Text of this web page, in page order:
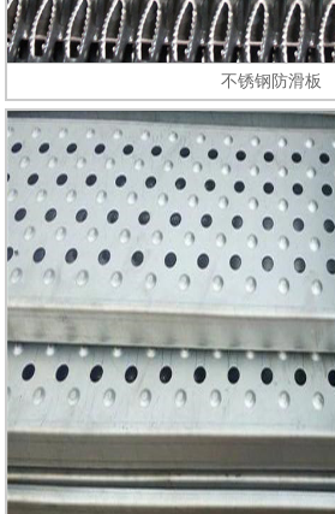
不锈钢防滑板